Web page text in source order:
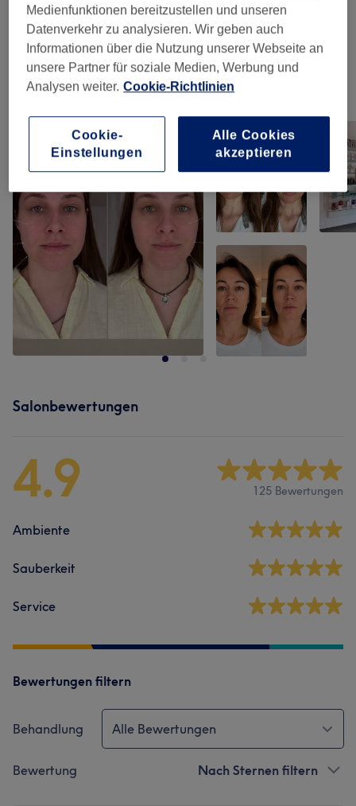
Augenbrauen &
Wimpernbehandlungen ( 7 )
ab CHF 36
Unsere Arbeit
Bild anklicken für weitere Details
Salonbewertungen
4.9 125 Bewertungen
Ambiente
Sauberkeit
Service
Bewertungen filtern
Behandlung Alle Bewertungen
Bewertung Nach Sternen filtern
Medienfunktionen bereitzustellen und unseren
Datenverkehr zu analysieren. Wir geben auch
Informationen über die Nutzung unserer Webseite an
unsere Partner für soziale Medien, Werbung und
Analysen weiter. Cookie-Richtlinien
Alle Cookies
akzeptieren
Cookie-
Einstellungen